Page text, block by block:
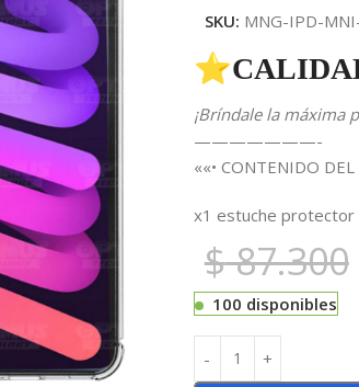
SKU: MNG-IPD-
¡Bríndale la máxima
———————-
««• CONTENIDO DEL
x1 estuche protector
$87.300
100 disponibles